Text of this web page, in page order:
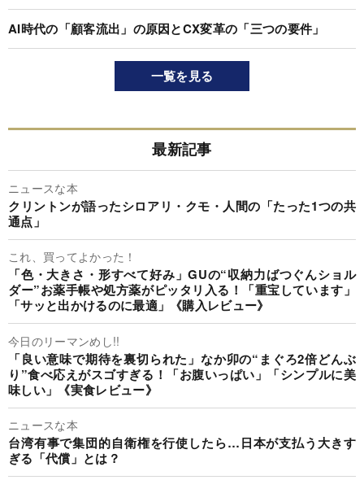
AI時代の「顧客流出」の原因とCX変革の「三つの要件」
一覧を見る
最新記事
ニュースな本
クリントンが語ったシロアリ・クモ・人間の「たった1つの共
通点」
これ、買ってよかった！
「色・大きさ・形すべて好み」GUの“収納力ばつぐんショル
ダー”お薬手帳や処方薬がピッタリ入る！「重宝しています」
「サッと出かけるのに最適」《購入レビュー》
今日のリーマンめし!!
「良い意味で期待を裏切られた」なか卯の“まぐろ2倍どんぶ
り”食べ応えがスゴすぎる！「お腹いっぱい」「シンプルに美
味しい」《実食レビュー》
ニュースな本
台湾有事で集団的自衛権を行使したら…日本が支払う大きす
ぎる「代償」とは？